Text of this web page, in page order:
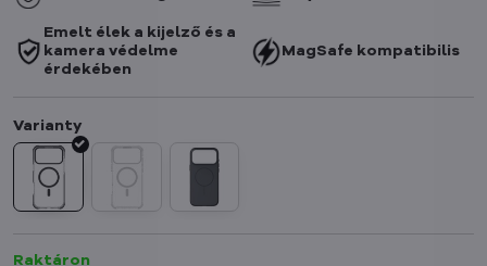
Emelt élek a kijelző és a
kamera védelme
érdekében
MagSafe kompatibilis
Raktáron